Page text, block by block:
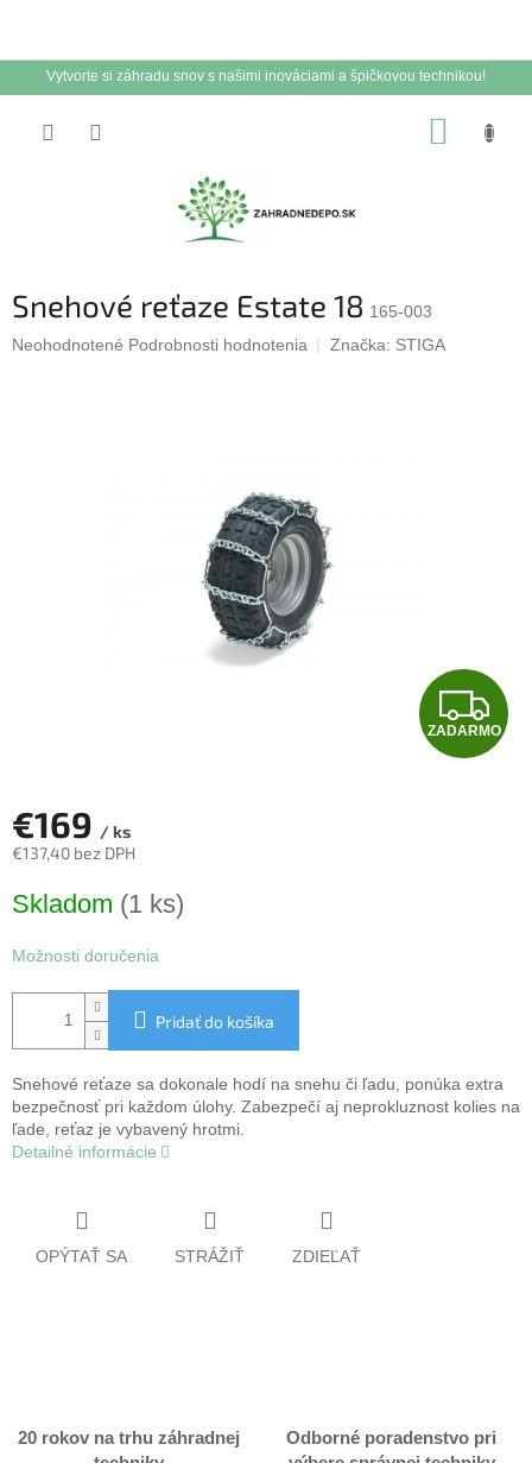
Vytvorte si záhradu snov s našimi inováciami a špičkovou technikou!
Snehové reťaze Estate 18 165-003
Priemerné
Neohodnotené Podrobnosti hodnotenia Značka: STIGA
Z
A
ZADARMO
€169 / ks
€137,40 bez DPH
cena:
Skladom (1 ks)
Možnosti doručenia
Pridať do košíka
Snehové reťaze sa dokonale hodí na snehu či ľadu, ponúka extra
bezpečnosť pri každom úlohy. Zabezpečí aj neprokluznost kolies na
ľade, reťaz je vybavený hrotmi.
Detailné informácie
OPÝTAŤ SA STRÁŽIŤ ZDIEĽAŤ
20 rokov na trhu záhradnej
Odborné poradenstvo pri